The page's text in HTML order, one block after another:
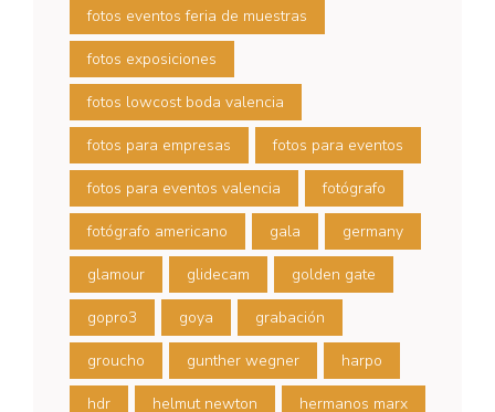
fotos eventos feria de muestras
fotos exposiciones
fotos lowcost boda valencia
fotos para empresas fotos para eventos
fotos para eventos valencia fotógrafo
fotógrafo americano gala germany
glamour glidecam golden gate
gopro3 goya grabación
groucho gunther wegner harpo
hdr helmut newton hermanos marx